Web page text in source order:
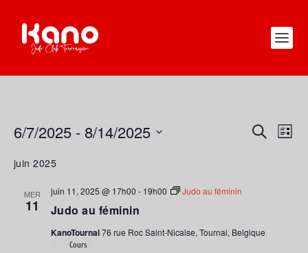
ÉVÈNEMENTS RECHERCHE
LISTE
6/7/2025 - 8/14/2025
une
juin 2025
MER
11 Judo au féminin
juin 11, 2025 @ 17h00 - 19h00 Judo au féminin
KanoTournai76 rue Roc Saint-Nicaise, Tournai, Belgique
Cours